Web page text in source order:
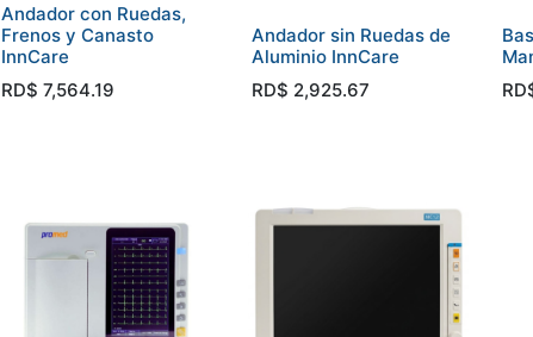
Andador con Ruedas,
Frenos y Canasto
InnCare
RD$ 7,564.19
Andador sin Ruedas de
Aluminio InnCare
RD$ 2,925.67